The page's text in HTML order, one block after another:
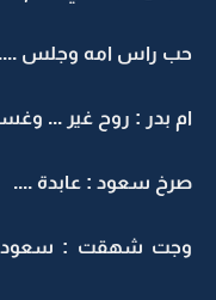
حب راس امه وجلس
ام بدر : روح غير ...
صرخ سعود : عابدة ....
وجت شهقت : سعود ...